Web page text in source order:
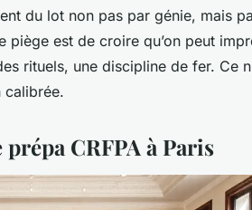
du lot non pas par génie, mais
est de croire qu’on peut
rituels, une discipline de fer. Ce
calibrée.
CRFPA à Paris